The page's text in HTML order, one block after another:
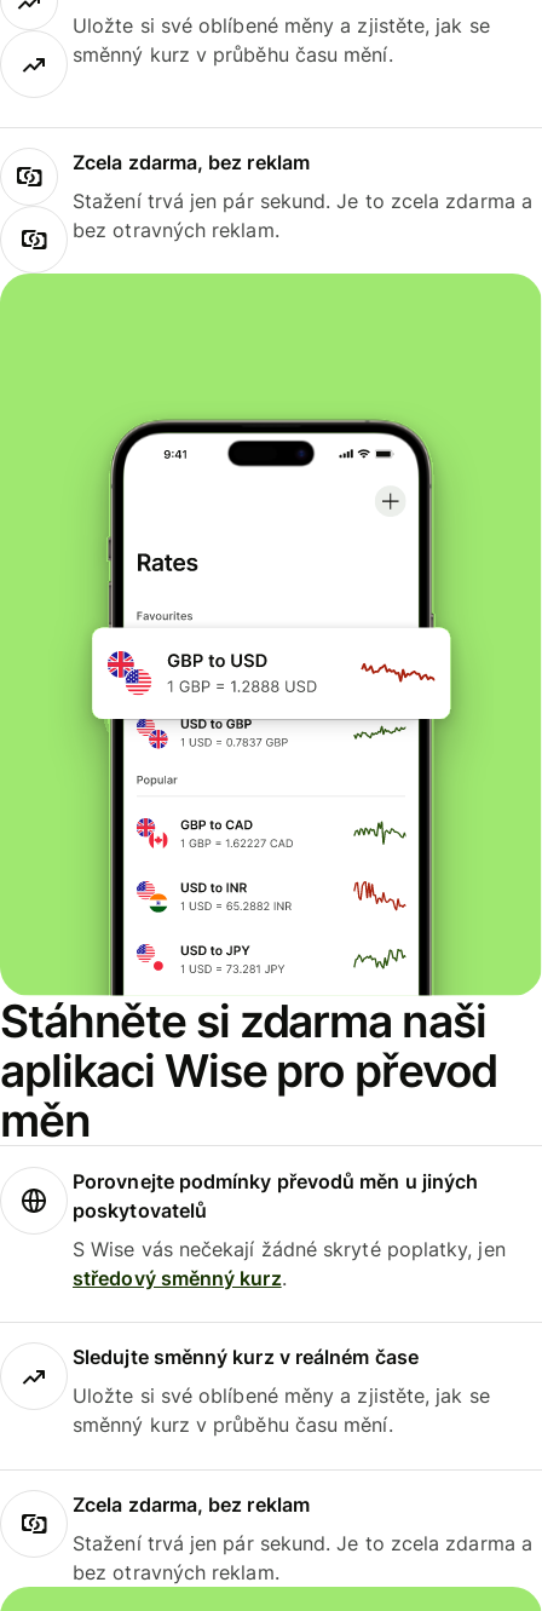
Uložte si své oblíbené měny a zjistěte, jak se
směnný kurz v průběhu času mění.
Zcela zdarma, bez reklam
Stažení trvá jen pár sekund. Je to zcela zdarma a
bez otravných reklam.
Stáhněte si zdarma naši
aplikaci Wise pro převod
měn
Porovnejte podmínky převodů měn u jiných
poskytovatelů
S Wise vás nečekají žádné skryté poplatky, jen
středový směnný kurz.
Sledujte směnný kurz v reálném čase
Uložte si své oblíbené měny a zjistěte, jak se
směnný kurz v průběhu času mění.
Zcela zdarma, bez reklam
Stažení trvá jen pár sekund. Je to zcela zdarma a
bez otravných reklam.